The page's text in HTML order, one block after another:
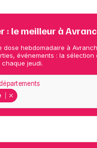
: le meilleur à
dose hebdomadaire à
événements : la sélection
jeudi.